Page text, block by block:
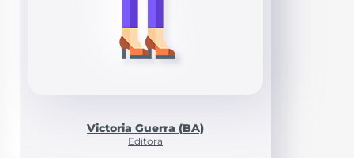
Victoria Guerra (BA)
Editora